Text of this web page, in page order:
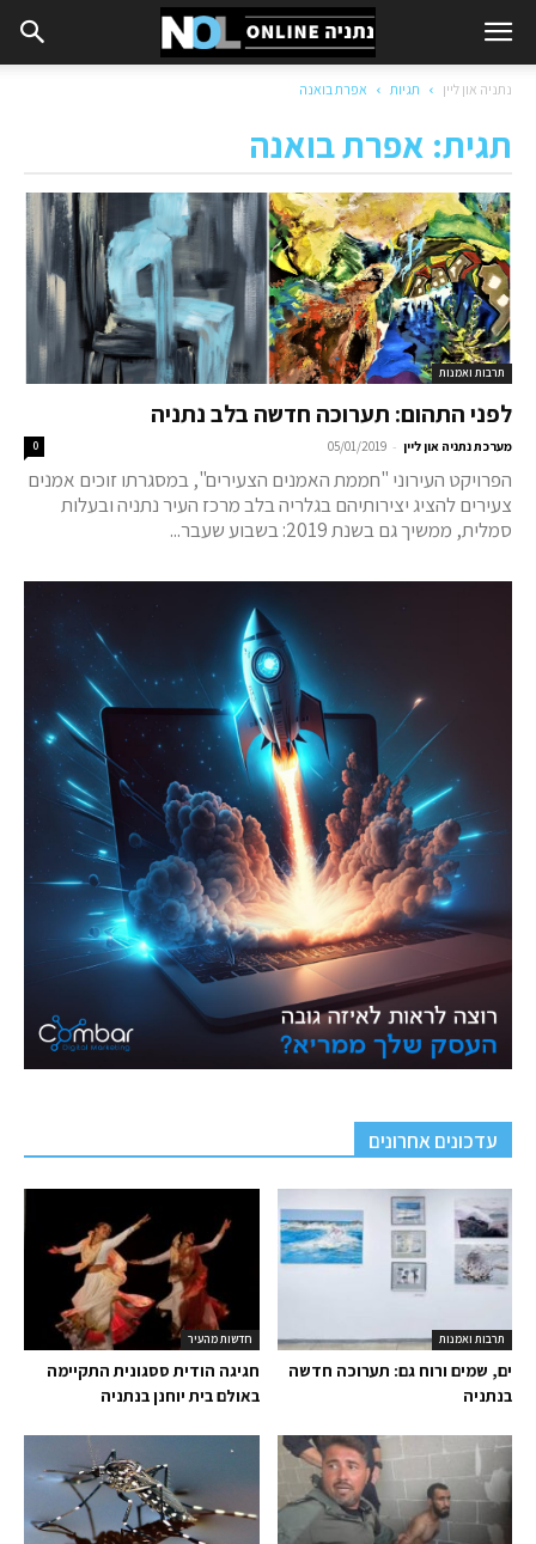
נתניה און ליין תגיות אפרת בואנה
תגית: אפרת בואנה
תרבות ואמנות
לפני התהום: תערוכה חדשה בלב נתניה
מערכת נתניה און ליין -
05/01/2019
0
הפרויקט העירוני "חממת האמנים הצעירים", במסגרתו זוכים אמנים
צעירים להציג יצירותיהם בגלריה בלב מרכז העיר נתניה ובעלות
סמלית, ממשיך גם בשנת 2019: בשבוע שעבר...
עדכונים אחרונים
חדשות מהעיר
חגיגה הודית ססגונית התקיימה
באולם בית יוחנן בנתניה
תרבות ואמנות
ים, שמים ורוח גם: תערוכה חדשה
בנתניה